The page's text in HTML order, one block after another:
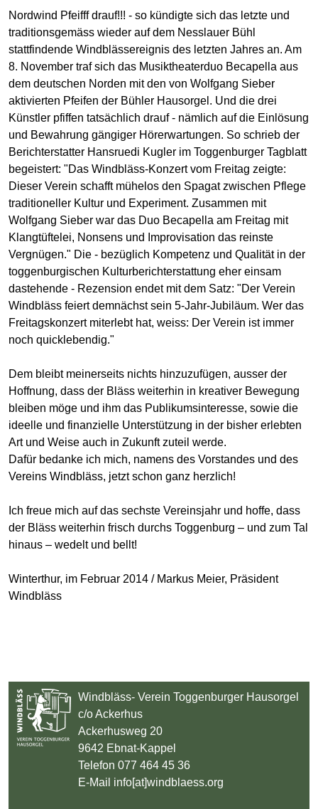
Nordwind Pfeifff drauf!!! - so kündigte sich das letzte und
traditionsgemäss wieder auf dem Nesslauer Bühl
stattfindende Windblässereignis des letzten Jahres an. Am
8. November traf sich das Musiktheaterduo Becapella aus
dem deutschen Norden mit den von Wolfgang Sieber
aktivierten Pfeifen der Bühler Hausorgel. Und die drei
Künstler pfiffen tatsächlich drauf - nämlich auf die Einlösung
und Bewahrung gängiger Hörerwartungen. So schrieb der
Berichterstatter Hansruedi Kugler im Toggenburger Tagblatt
begeistert: "Das Windbläss-Konzert vom Freitag zeigte:
Dieser Verein schafft mühelos den Spagat zwischen Pflege
traditioneller Kultur und Experiment. Zusammen mit
Wolfgang Sieber war das Duo Becapella am Freitag mit
Klangtüftelei, Nonsens und Improvisation das reinste
Vergnügen." Die - bezüglich Kompetenz und Qualität in der
toggenburgischen Kulturberichterstattung eher einsam
dastehende - Rezension endet mit dem Satz: "Der Verein
Windbläss feiert demnächst sein 5-Jahr-Jubiläum. Wer das
Freitagskonzert miterlebt hat, weiss: Der Verein ist immer
noch quicklebendig."
Dem bleibt meinerseits nichts hinzuzufügen, ausser der
Hoffnung, dass der Bläss weiterhin in kreativer Bewegung
bleiben möge und ihm das Publikumsinteresse, sowie die
ideelle und finanzielle Unterstützung in der bisher erlebten
Art und Weise auch in Zukunft zuteil werde.
Dafür bedanke ich mich, namens des Vorstandes und des
Vereins Windbläss, jetzt schon ganz herzlich!
Ich freue mich auf das sechste Vereinsjahr und hoffe, dass
der Bläss weiterhin frisch durchs Toggenburg – und zum Tal
hinaus – wedelt und bellt!
Winterthur, im Februar 2014 / Markus Meier, Präsident
Windbläss
Windbläss- Verein Toggenburger Hausorgel
c/o Ackerhus
Ackerhusweg 20
9642 Ebnat-Kappel
Telefon 077 464 45 36
E-Mail info[at]windblaess.org